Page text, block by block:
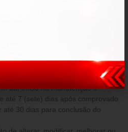
adicional.
até 7 (sete) dias após comprovado
até 30 dias para conclusão do